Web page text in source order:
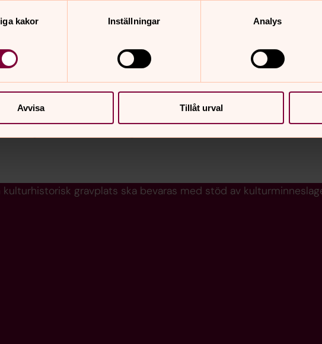
kakor
Inställningar Analys
Avvisa Tillåt urval
både
beslut
har
värdigt och
Gravstensinventering
Förvaltningen utför under år 2025 en
gravstensinventering för stående gravstenar på
kulturhistorisk gravplats ska bevaras med stöd av